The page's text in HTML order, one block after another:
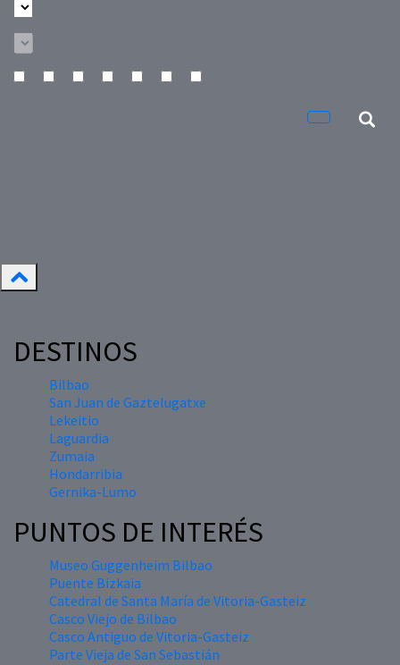
DESTINOS
Bilbao
San Juan de Gaztelugatxe
Lekeitio
Laguardia
Zumaia
Hondarribia
Gernika-Lumo
PUNTOS DE INTERÉS
Museo Guggenheim Bilbao
Puente Bizkaia
Catedral de Santa María de Vitoria-Gasteiz
Casco Viejo de Bilbao
Casco Antiguo de Vitoria-Gasteiz
Parte Vieja de San Sebastián